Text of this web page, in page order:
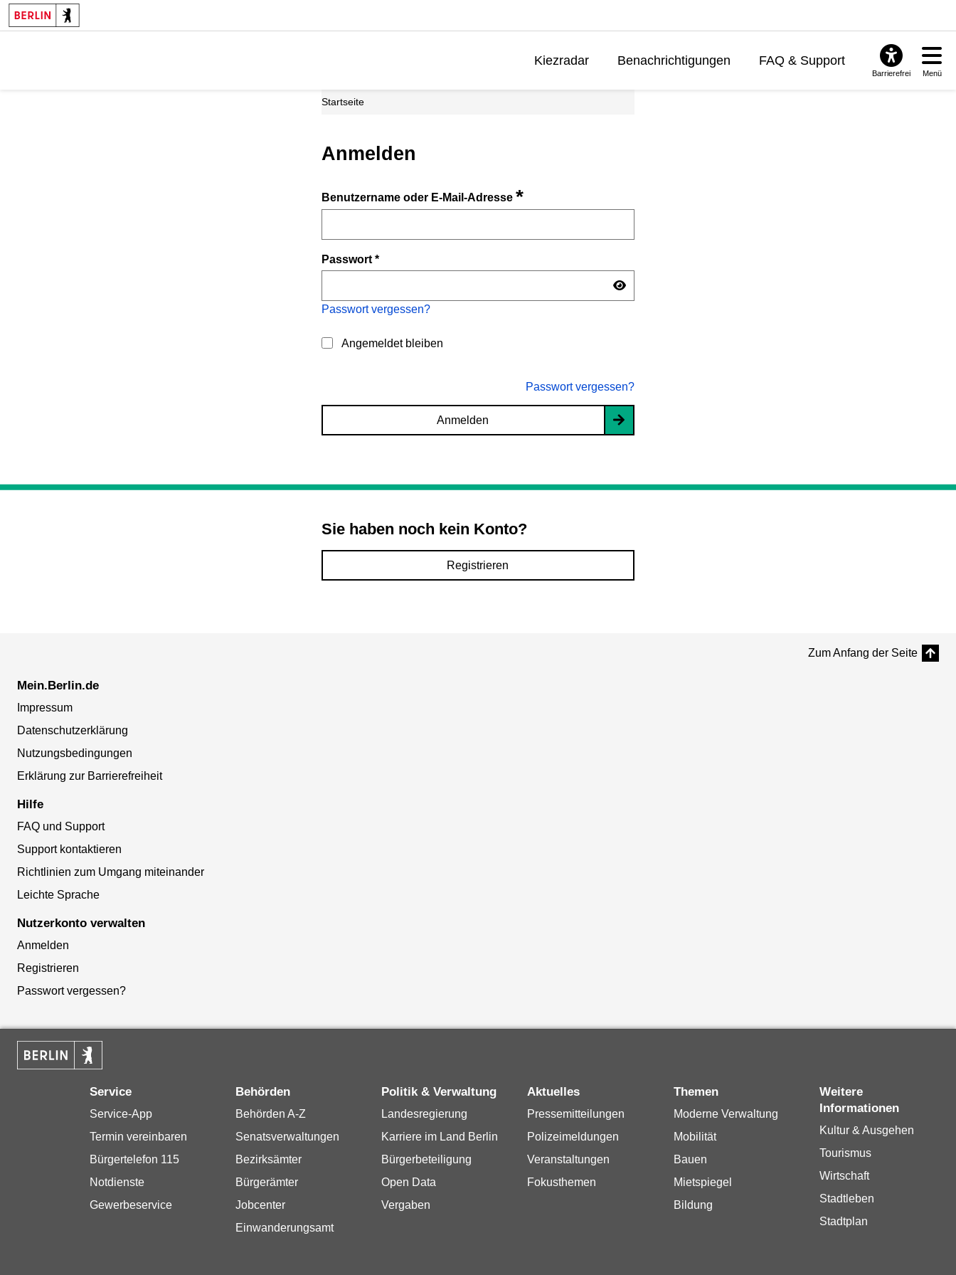
Kiezradar Benachrichtigungen FAQ & Support
Barrierefrei Menü
Startseite
Anmelden
Benutzername oder E-Mail-Adresse*
Passwort*
Passwort vergessen?
Angemeldet bleiben
Passwort vergessen?
Anmelden
Sie haben noch kein Konto?
Registrieren
Zum Anfang der Seite
Mein.Berlin.de
Impressum
Datenschutzerklärung
Nutzungsbedingungen
Erklärung zur Barrierefreiheit
Hilfe
FAQ und Support
Support kontaktieren
Richtlinien zum Umgang miteinander
Leichte Sprache
Nutzerkonto verwalten
Anmelden
Registrieren
Passwort vergessen?
Service
Service-App
Termin vereinbaren
Bürgertelefon 115
Notdienste
Gewerbeservice
Behörden
Behörden A-Z
Senatsverwaltungen
Bezirksämter
Bürgerämter
Jobcenter
Einwanderungsamt
Politik & Verwaltung
Landesregierung
Karriere im Land Berlin
Bürgerbeteiligung
Open Data
Vergaben
Aktuelles
Pressemitteilungen
Polizeimeldungen
Veranstaltungen
Fokusthemen
Themen
Moderne Verwaltung
Mobilität
Bauen
Mietspiegel
Bildung
Weitere
Informationen
Kultur & Ausgehen
Tourismus
Wirtschaft
Stadtleben
Stadtplan